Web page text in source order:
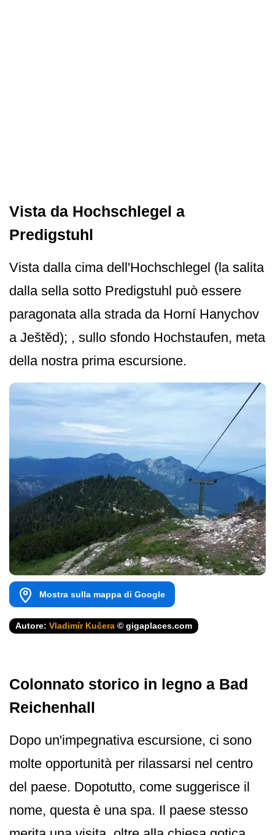
Vista da Hochschlegel a
Predigstuhl
Vista dalla cima dell'Hochschlegel (la salita
dalla sella sotto Predigstuhl può essere
paragonata alla strada da Horní Hanychov
a Ještěd); , sullo sfondo Hochstaufen, meta
della nostra prima escursione.
Mostra sulla mappa di Google
Autore: Vladimír Kučera © gigaplaces.com
Colonnato storico in legno a Bad
Reichenhall
Dopo un'impegnativa escursione, ci sono
molte opportunità per rilassarsi nel centro
del paese. Dopotutto, come suggerisce il
nome, questa è una spa. Il paese stesso